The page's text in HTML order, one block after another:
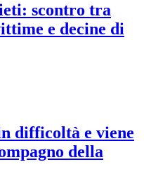
scontro tra
e decine di
difficoltà e viene
della